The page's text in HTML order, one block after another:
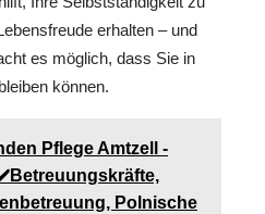
erhalten – und
es möglich, dass Sie in
können.
Pflege Amtzell -
Polnische